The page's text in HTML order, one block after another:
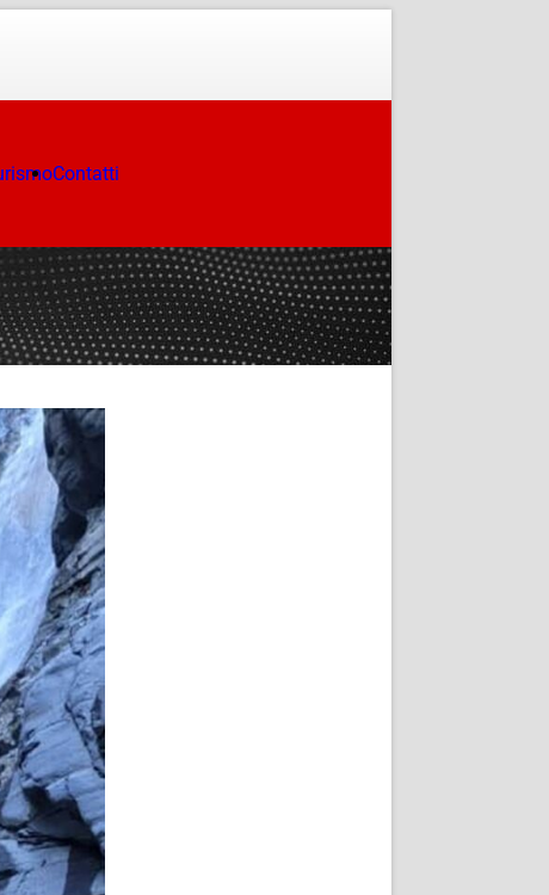
Contatti